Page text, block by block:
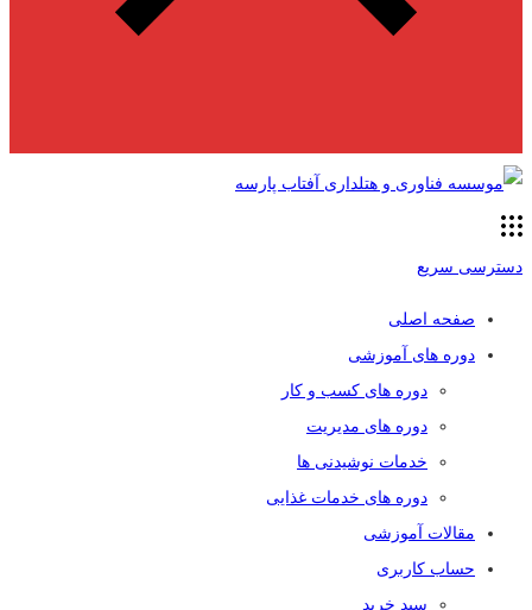
دسترسی سریع
صفحه اصلی
دوره های آموزشی
دوره های کسب و کار
دوره های مدیریت
خدمات نوشیدنی ها
دوره های خدمات غذایی
مقالات آموزشی
حساب کاربری
سبد خرید